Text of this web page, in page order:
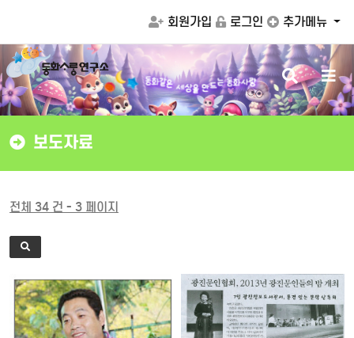
회원가입 로그인 추가메뉴
동화같은 세상을 만드는 동화사랑 검
색
버
튼
메
뉴
버
튼
보도자료
전체 34 건 - 3 페이지